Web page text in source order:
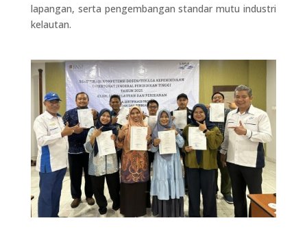
lapangan, serta pengembangan standar mutu industri
kelautan.